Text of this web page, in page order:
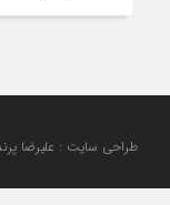
طراحی سایت : علیرضا